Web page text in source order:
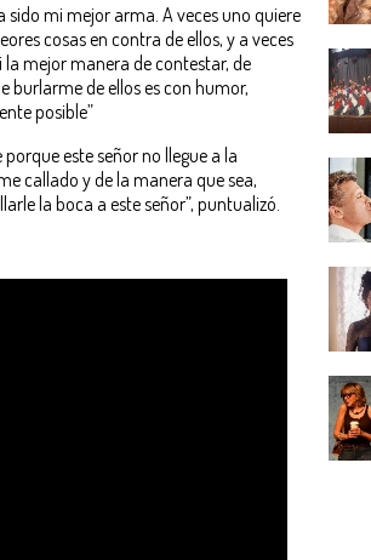
sido mi mejor arma. A veces uno quiere
cosas en contra de ellos, y a veces
mejor manera de contestar, de
burlarme de ellos es con humor,
posible”
este señor no llegue a la
callado y de la manera que sea,
la boca a este señor”, puntualizó.